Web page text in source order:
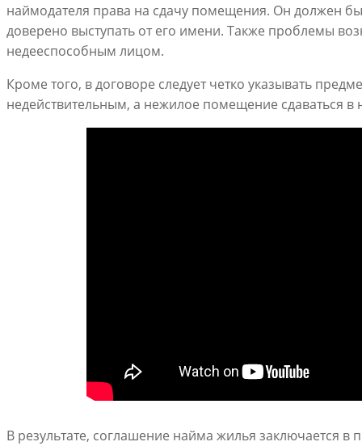
наймодателя права на сдачу помещения. Он должен
доверено выступать от его имени. Также проблемы
недееспособным лицом.
Кроме того, в договоре следует четко указывать
недействительным, а нежилое помещение сдаваться
В результате, соглашение найма жилья заключается